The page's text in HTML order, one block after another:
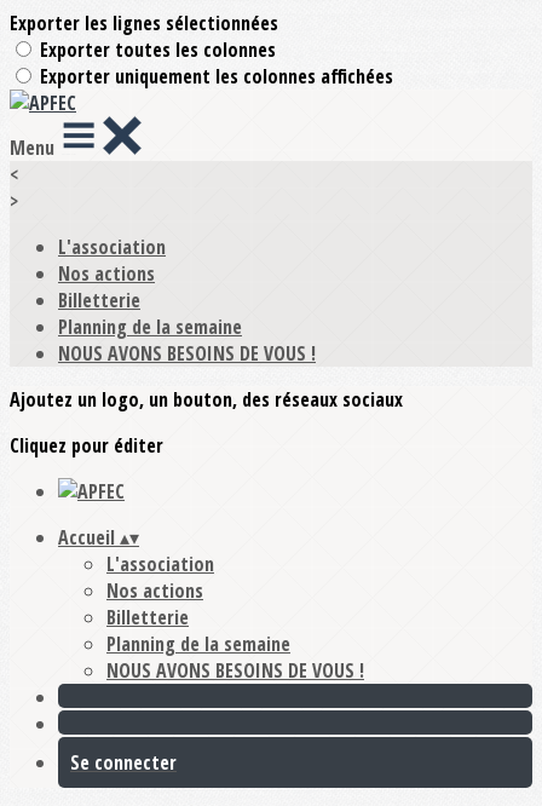
Exporter les lignes sélectionnées
Exporter toutes les colonnes
Exporter uniquement les colonnes affichées
Menu
<
>
L'association
Nos actions
Billetterie
Planning de la semaine
NOUS AVONS BESOINS DE VOUS !
Ajoutez un logo, un bouton, des réseaux sociaux
Cliquez pour éditer
Accueil ▴▾
L'association
Nos actions
Billetterie
Planning de la semaine
NOUS AVONS BESOINS DE VOUS !
Se connecter